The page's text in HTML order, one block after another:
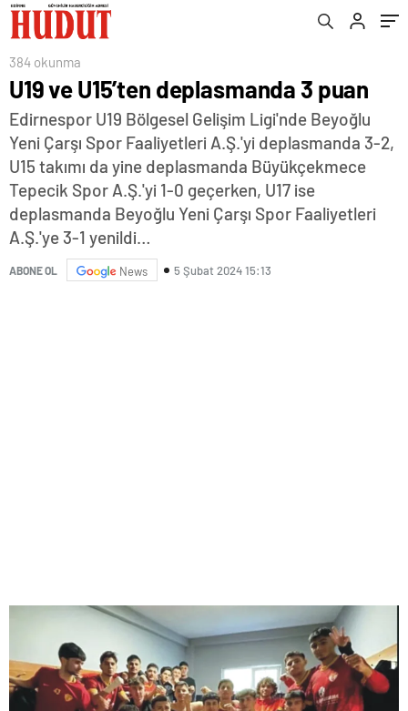
384 okunma
U19 ve U15’ten deplasmanda 3 puan
Edirnespor U19 Bölgesel Gelişim Ligi'nde Beyoğlu
Yeni Çarşı Spor Faaliyetleri A.Ş.'yi deplasmanda 3-2,
U15 takımı da yine deplasmanda Büyükçekmece
Tepecik Spor A.Ş.'yi 1-0 geçerken, U17 ise
deplasmanda Beyoğlu Yeni Çarşı Spor Faaliyetleri
A.Ş.'ye 3-1 yenildi…
ABONE OL News 5 Şubat 2024 15:13